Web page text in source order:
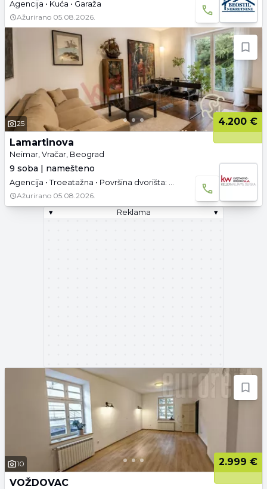
Agencija • Kuća • Garaža
Ažurirano 05.08.2026.
25
4.200 €
Lamartinova
Neimar, Vračar, Beograd
9 soba | namešteno
Agencija • Troeatažna • Površina dvorišta: 3.02 a • Podrum • Parking
Ažurirano 05.08.2026.
▾
Reklama ▾
10
2.999 €
VOŽDOVAC